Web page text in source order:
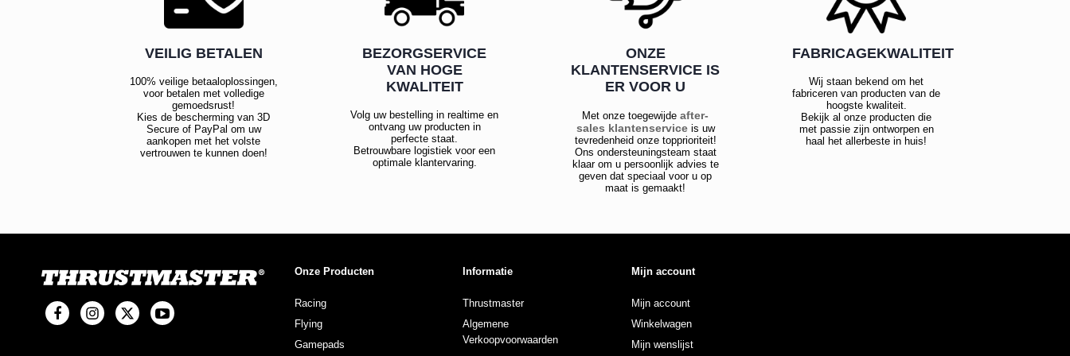
VEILIG BETALEN
100% veilige betaaloplossingen,
voor betalen met volledige
gemoedsrust!
Kies de bescherming van 3D
Secure of PayPal om uw
aankopen met het volste
vertrouwen te kunnen doen!
BEZORGSERVICE
VAN HOGE
KWALITEIT
Volg uw bestelling in realtime en
ontvang uw producten in
perfecte staat.
Betrouwbare logistiek voor een
optimale klantervaring.
ONZE
KLANTENSERVICE IS
ER VOOR U
Met onze toegewijdeafter-
sales klantenserviceis uw
tevredenheid onze topprioriteit!
Ons ondersteuningsteam staat
klaar om u persoonlijk advies te
geven dat speciaal voor u op
maat is gemaakt!
FABRICAGEKWALITEIT
Wij staan bekend om het
fabriceren van producten van de
hoogste kwaliteit.
Bekijk al onze producten die
met passie zijn ontworpen en
haal het allerbeste in huis!
Onze Producten
Racing
Flying
Gamepads
Informatie
Thrustmaster
Algemene
Verkoopvoorwaarden
Mijn account
Mijn account
Winkelwagen
Mijn wenslijst